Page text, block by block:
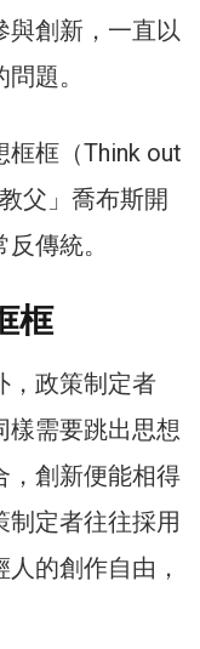
與創新，一直以
題。
框框（Think out
父」喬布斯開
傳統。
框
，政策制定者
樣需要跳出思想
，創新便能相得
制定者往往採用
的創作自由，